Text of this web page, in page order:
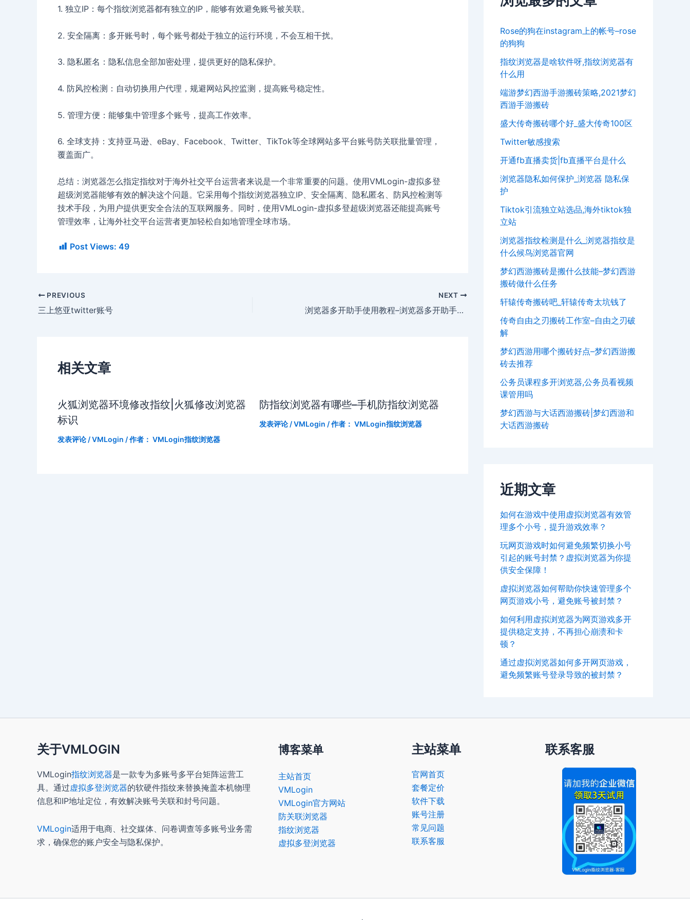
1. 独立IP：每个指纹浏览器都有独立的IP，能够有效避免账号被关联。
2. 安全隔离：多开账号时，每个账号都处于独立的运行环境，不会互相干扰。
3. 隐私匿名：隐私信息全部加密处理，提供更好的隐私保护。
4. 防风控检测：自动切换用户代理，规避网站风控监测，提高账号稳定性。
5. 管理方便：能够集中管理多个账号，提高工作效率。
6. 全球支持：支持亚马逊、eBay、Facebook、Twitter、TikTok等全球网站多平台账号防关联批量管理，
覆盖面广。
总结：浏览器怎么指定指纹对于海外社交平台运营者来说是一个非常重要的问题。使用VMLogin-虚拟多登
超级浏览器能够有效的解决这个问题。它采用每个指纹浏览器独立IP、安全隔离、隐私匿名、防风控检测等
技术手段，为用户提供更安全合法的互联网服务。同时，使用VMLogin-虚拟多登超级浏览器还能提高账号
管理效率，让海外社交平台运营者更加轻松自如地管理全球市场。
Post Views: 49
PREVIOUS
三上悠亚twitter账号
NEXT
浏览器多开助手使用教程–浏览器多开助手使用教程下载
相关文章
火狐浏览器环境修改指纹|火狐修改浏览器
标识
发表评论 /VMLogin / 作者： VMLogin指纹浏览器
防指纹浏览器有哪些–手机防指纹浏览器
发表评论 /VMLogin / 作者： VMLogin指纹浏览器
Rose的狗在instagram上的帐号–rose
的狗狗
指纹浏览器是啥软件呀,指纹浏览器有
什么用
端游梦幻西游手游搬砖策略,2021梦幻
西游手游搬砖
盛大传奇搬砖哪个好_盛大传奇100区
Twitter敏感搜索
开通fb直播卖货|fb直播平台是什么
浏览器隐私如何保护_浏览器 隐私保
护
Tiktok引流独立站选品,海外tiktok独
立站
浏览器指纹检测是什么_浏览器指纹是
什么候鸟浏览器官网
梦幻西游搬砖是搬什么技能–梦幻西游
搬砖做什么任务
轩辕传奇搬砖吧_轩辕传奇太坑钱了
传奇自由之刃搬砖工作室–自由之刃破
解
梦幻西游用哪个搬砖好点–梦幻西游搬
砖去推荐
公务员课程多开浏览器,公务员看视频
课管用吗
梦幻西游与大话西游搬砖|梦幻西游和
大话西游搬砖
近期文章
如何在游戏中使用虚拟浏览器有效管
理多个小号，提升游戏效率？
玩网页游戏时如何避免频繁切换小号
引起的账号封禁？虚拟浏览器为你提
供安全保障！
虚拟浏览器如何帮助你快速管理多个
网页游戏小号，避免账号被封禁？
如何利用虚拟浏览器为网页游戏多开
提供稳定支持，不再担心崩溃和卡
顿？
通过虚拟浏览器如何多开网页游戏，
避免频繁账号登录导致的被封禁？
关于VMLOGIN
VMLogin指纹浏览器是一款专为多账号多平台矩阵运营工
具。通过虚拟多登浏览器的软硬件指纹来替换掩盖本机物理
信息和IP地址定位，有效解决账号关联和封号问题。
VMLogin适用于电商、社交媒体、问卷调查等多账号业务需
求，确保您的账户安全与隐私保护。
博客菜单
主站首页
VMLogin
VMLogin官方网站
防关联浏览器
指纹浏览器
虚拟多登浏览器
主站菜单
官网首页
套餐定价
软件下载
账号注册
常见问题
联系客服
联系客服